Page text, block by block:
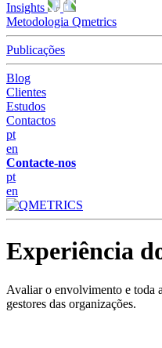
Insights
Metodologia Qmetrics
Publicações
Blog
Clientes
Estudos
Contactos
pt
en
Contacte-nos
pt
en
Experiência
Avaliar o envolvimento e toda
gestores das organizações.